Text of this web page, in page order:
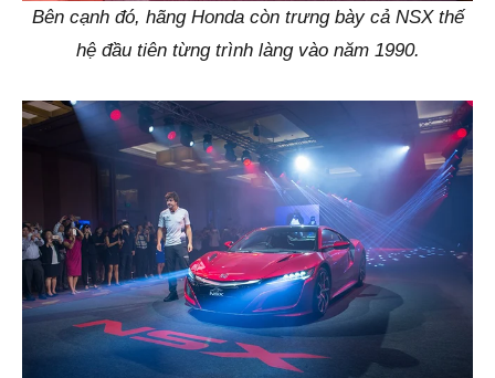
Bên cạnh đó, hãng Honda còn trưng bày cả NSX thế
hệ đầu tiên từng trình làng vào năm 1990.